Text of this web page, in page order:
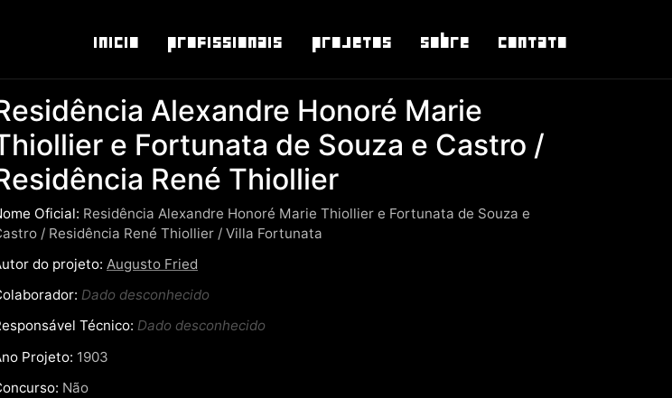
Inicio Profissionais Projetos Sobre Contato
Alexandre Honoré Marie
e Fortunata de Souza e Castro /
René Thiollier
Oficial: Residência Alexandre Honoré Marie Thiollier e Fortunata de Souza e
/ Residência René Thiollier / Villa Fortunata
do projeto: Augusto Fried
Dado desconhecido
Técnico: Dado desconhecido
Projeto: 1903
Não